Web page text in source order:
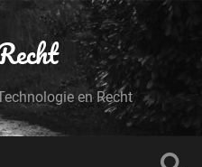
en Recht